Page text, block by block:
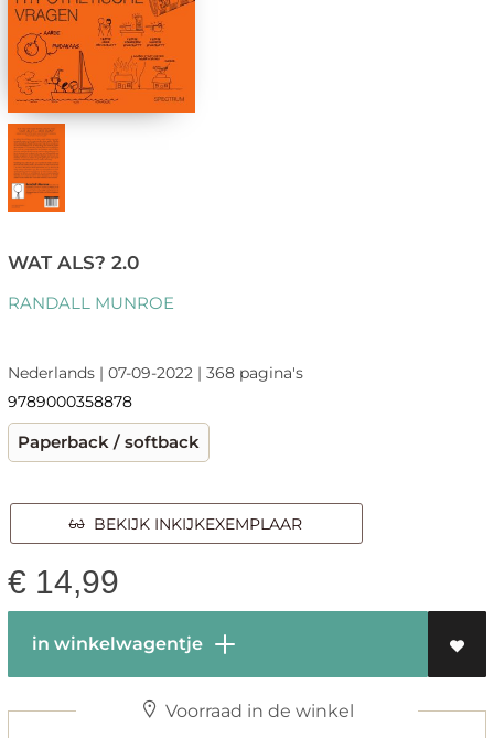
WAT ALS? 2.0
RANDALL MUNROE
Nederlands | 07-09-2022 | 368 pagina's
9789000358878
Paperback / softback
BEKIJK INKIJKEXEMPLAAR
€ 14,99
in winkelwagentje
Voorraad in de winkel